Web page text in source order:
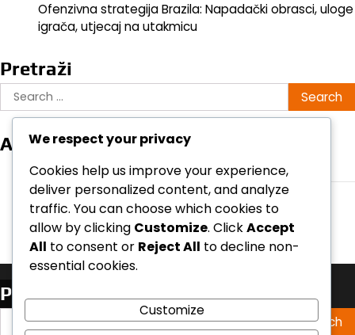
Ofenzivna strategija Brazila: Napadački obrasci, uloge
igrača, utjecaj na utakmicu
Pretraži
Search
for:
Arhiva
February 2026
January 2026
Pretraži
Search
We respect your privacy
Cookies help us improve your experience,
deliver personalized content, and analyze
traffic. You can choose which cookies to
allow by clicking Customize. ClickAccept
All to consent or Reject All to decline non-
essential cookies.
Customize